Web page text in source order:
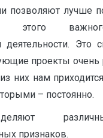
позволяют лучше
этого
деятельности. Это
проекты очень
них нам
– постоянно.
признаков.